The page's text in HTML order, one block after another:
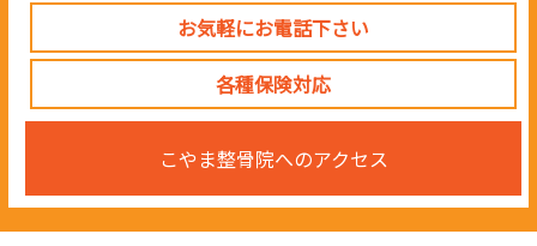
お気軽にお電話下さい
各種保険対応
こやま整骨院へのアクセス